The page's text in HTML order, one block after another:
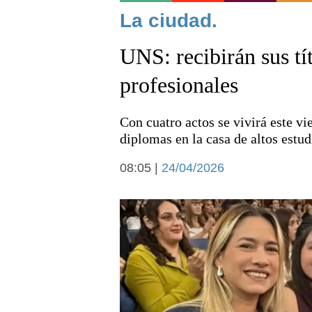
Noticias
Deportes
Arte y cultura
Economía y campo
La ciudad.
UNS: recibirán sus
profesionales
Con cuatro actos se vivirá este
diplomas en la casa de altos
08:05 | 24/04/2026